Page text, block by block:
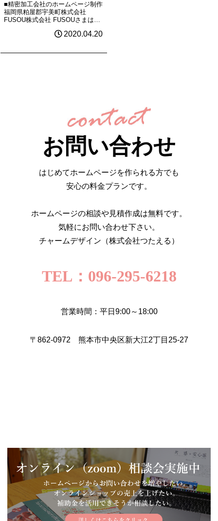
■精密加工会社のホームページ制作
福岡県粕屋郡宇美町株式会社
FUSOU株式会社 FUSOUさまは、
して設計製品制作から部品加工製
業からの信頼もあり、多くの制作
2020.04.20
お問い合わせ
はじめてホームページを作られる方でも
安心の料金プランです。
ホームページの相談や見積作成は無料です。
気軽にお問い合わせ下さい。
チャームデザイン（株式会社つたえる）
TEL：096-295-6218
営業時間：平日9:00～18:00
〒862-0972 熊本市中央区新大江2丁目25-27